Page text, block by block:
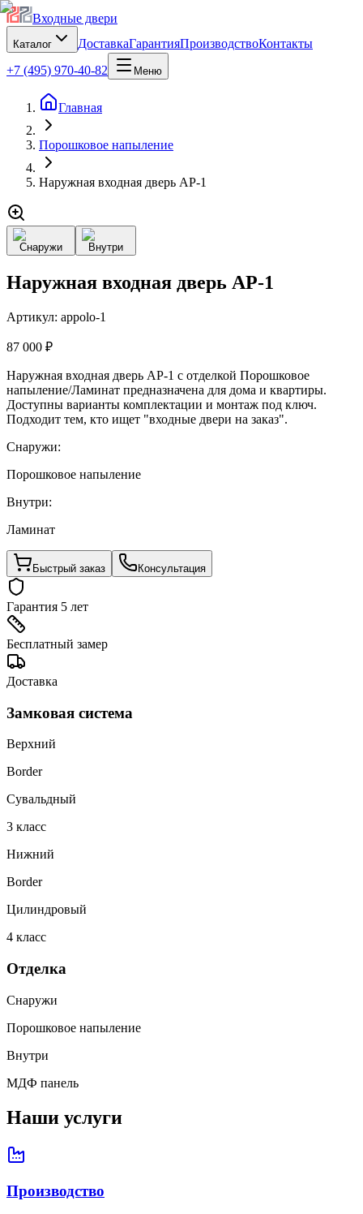
Входные двери
Каталог ДоставкаГарантияПроизводствоКонтакты
+7 (495) 970-40-82
Меню
Главная
Порошковое напыление
Наружная входная дверь AP-1
Снаружи Внутри
Наружная входная дверь AP-1
Артикул: appolo-1
87 000 ₽
Наружная входная дверь AP-1 с отделкой Порошковое
напыление/Ламинат предназначена для дома и квартиры.
Доступны варианты комплектации и монтаж под ключ.
Подходит тем, кто ищет "входные двери на заказ".
Снаружи:
Порошковое напыление
Внутри:
Ламинат
Быстрый заказ Консультация
Гарантия 5 лет
Бесплатный замер
Доставка
Замковая система
Верхний
Border
Сувальдный
3 класс
Нижний
Border
Цилиндровый
4 класс
Отделка
Снаружи
Порошковое напыление
Внутри
МДФ панель
Наши услуги
Производство